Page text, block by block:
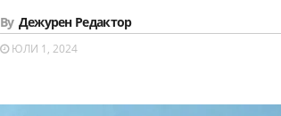
By Дежурен Редактор
ЮЛИ 1, 2024